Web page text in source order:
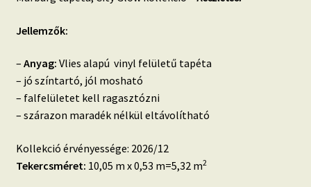
Jellemzők:
– Anyag: Vlies alapú vinyl felületű tapéta
– jó színtartó, jól mosható
– falfelületet kell ragasztózni
– szárazon maradék nélkül eltávolítható
Kollekció érvényessége: 2026/12
Tekercsméret: 10,05 m x 0,53 m=5,32 m2